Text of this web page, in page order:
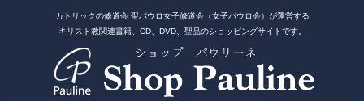
カトリックの修道会 聖パウロ女子修道会（女子パウロ会）が運営する
キリスト教関連書籍、CD、DVD、聖品のショッピングサイトです。